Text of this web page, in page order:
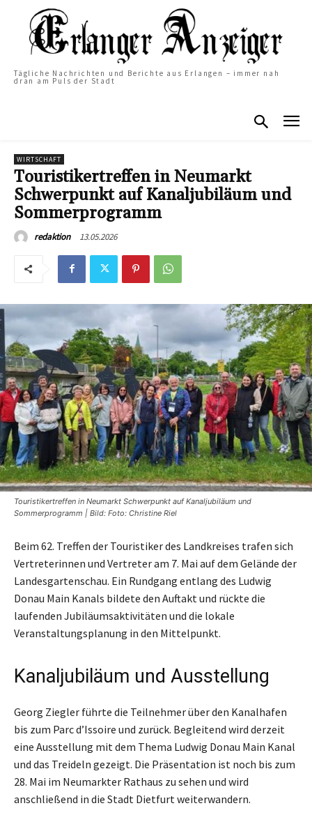
Tägliche Nachrichten und Berichte aus Erlangen – immer nah
dran am Puls der Stadt
WIRTSCHAFT
Touristikertreffen in Neumarkt
Schwerpunkt auf Kanaljubiläum und
Sommerprogramm
redaktion 13.05.2026
Touristikertreffen in Neumarkt Schwerpunkt auf Kanaljubiläum und
Sommerprogramm | Bild: Foto: Christine Riel
Beim 62. Treffen der Touristiker des Landkreises trafen sich
Vertreterinnen und Vertreter am 7. Mai auf dem Gelände der
Landesgartenschau. Ein Rundgang entlang des Ludwig
Donau Main Kanals bildete den Auftakt und rückte die
laufenden Jubiläumsaktivitäten und die lokale
Veranstaltungsplanung in den Mittelpunkt.
Kanaljubiläum und Ausstellung
Georg Ziegler führte die Teilnehmer über den Kanalhafen
bis zum Parc d’Issoire und zurück. Begleitend wird derzeit
eine Ausstellung mit dem Thema Ludwig Donau Main Kanal
und das Treideln gezeigt. Die Präsentation ist noch bis zum
28. Mai im Neumarkter Rathaus zu sehen und wird
anschließend in die Stadt Dietfurt weiterwandern.